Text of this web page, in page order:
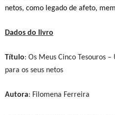
netos, como legado de afeto,
Dados do livro
Título: Os Meus Cinco Tesouros
para os seus netos
Autora: Filomena Ferreira